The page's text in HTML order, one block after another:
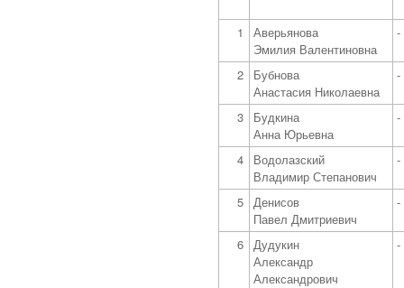
1
Аверьянова
Эмилия Валентиновна
-
2
Бубнова
Анастасия Николаевна
-
3
Будкина
Анна Юрьевна
-
4
Водолазский
Владимир Степанович
-
5 Денисов
Павел Дмитриевич
-
6 Дудукин
Александр
Александрович
-